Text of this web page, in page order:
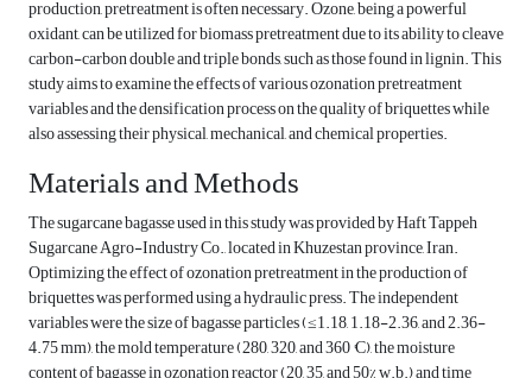
production, pretreatment is often necessary. Ozone, being a powerful
oxidant, can be utilized for biomass pretreatment due to its ability to cleave
carbon-carbon double and triple bonds, such as those found in lignin. This
study aims to examine the effects of various ozonation pretreatment
variables and the densification process on the quality of briquettes while
also assessing their physical, mechanical, and chemical properties.
Materials and Methods
The sugarcane bagasse used in this study was provided by Haft Tappeh
Sugarcane Agro-Industry Co., located in Khuzestan province, Iran.
Optimizing the effect of ozonation pretreatment in the production of
briquettes was performed using a hydraulic press. The independent
variables were the size of bagasse particles (≤1.18, 1.18-2.36, and 2.36-
4.75 mm), the mold temperature (280, 320, and 360 °C), the moisture